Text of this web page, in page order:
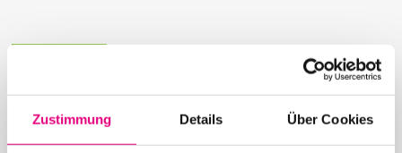
Zustimmung Details Über Cookies
More articles in the category:
Press